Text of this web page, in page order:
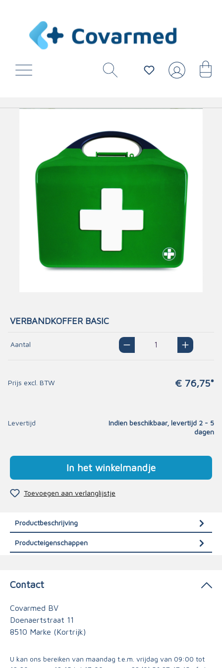
VERBANDKOFFER BASIC
Aantal
Prijs excl. BTW € 76,75*
Levertijd
Indien beschikbaar, levertijd 2 - 5
dagen
In het winkelmandje
Toevoegen aan verlanglijstje
Productbeschrijving
Producteigenschappen
Contact
Covarmed BV
Doenaertstraat 11
8510 Marke (Kortrijk)
U kan ons bereiken van maandag t.e.m. vrijdag van 09:00 tot